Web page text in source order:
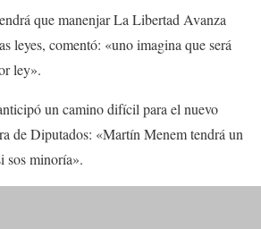
que manenjar La Libertad Avanza
leyes, comentó: «uno imagina que será
ley».
un camino difícil para el nuevo
de Diputados: «Martín Menem tendrá un
sos minoría».